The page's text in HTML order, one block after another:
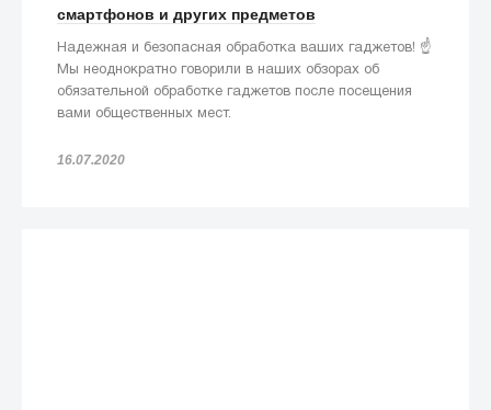
смартфонов и других предметов
Надежная и безопасная обработка ваших гаджетов! ☝️
Мы неоднократно говорили в наших обзорах об
обязательной обработке гаджетов после посещения
вами общественных мест.
16.07.2020